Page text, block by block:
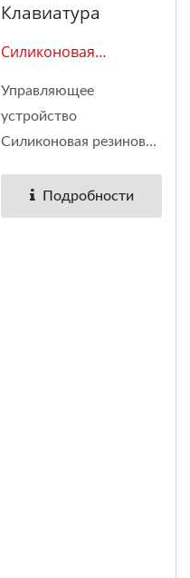
Клавиатура
Силиконовая
0302
Управляющее
устройство
Силиконовая резиновая
Подробности